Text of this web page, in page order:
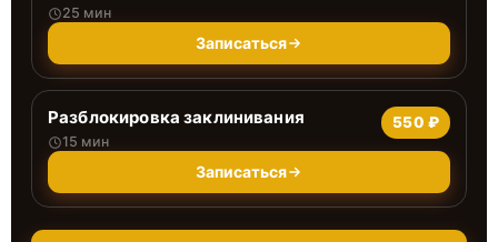
25 мин
Записаться
Разблокировка заклинивания
15 мин
550 ₽
Записаться